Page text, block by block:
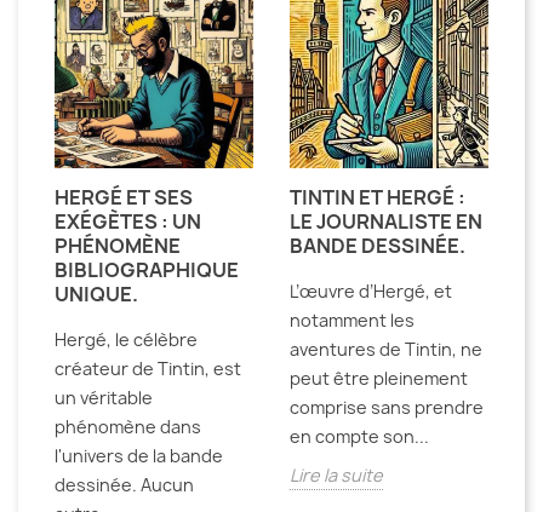
HERGÉ ET SES
EXÉGÈTES : UN
PHÉNOMÈNE
BIBLIOGRAPHIQUE
UNIQUE.
Hergé, le célèbre
créateur de Tintin, est
un véritable
phénomène dans
l'univers de la bande
dessinée. Aucun
TINTIN ET HERGÉ :
LE JOURNALISTE EN
BANDE DESSINÉE.
L’œuvre d’Hergé, et
notamment les
aventures de Tintin, ne
peut être pleinement
comprise sans prendre
en compte son...
Lire la suite